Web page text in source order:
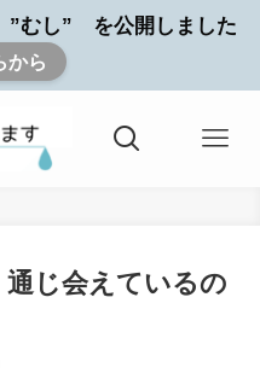
”むし” を公開しました
から
じ会えているの